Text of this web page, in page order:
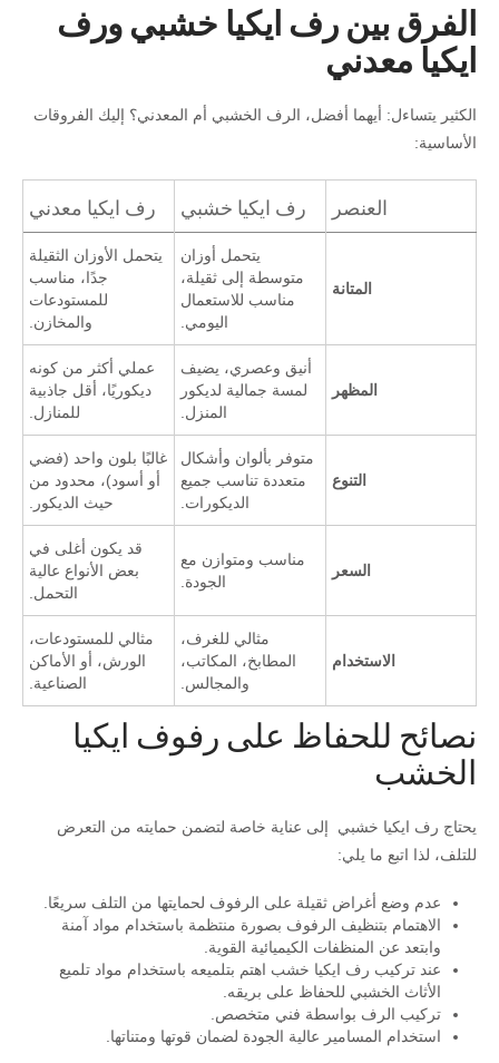
الفرق بين رف ايكيا خشبي ورف
ايكيا معدني
الكثير يتساءل: أيهما أفضل، الرف الخشبي أم المعدني؟ إليك الفروقات
الأساسية:
العنصر رف ايكيا خشبي رف ايكيا معدني
المتانة
يتحمل أوزان
متوسطة إلى ثقيلة،
مناسب للاستعمال
اليومي.
يتحمل الأوزان الثقيلة
جدًا، مناسب
للمستودعات
والمخازن.
المظهر
أنيق وعصري، يضيف
لمسة جمالية لديكور
المنزل.
عملي أكثر من كونه
ديكوريًا، أقل جاذبية
للمنازل.
التنوع
متوفر بألوان وأشكال
متعددة تناسب جميع
الديكورات.
غالبًا بلون واحد (فضي
أو أسود)، محدود من
حيث الديكور.
السعر
مناسب ومتوازن مع
الجودة.
قد يكون أغلى في
بعض الأنواع عالية
التحمل.
الاستخدام
مثالي للغرف،
المطابخ، المكاتب،
والمجالس.
مثالي للمستودعات،
الورش، أو الأماكن
الصناعية.
نصائح للحفاظ على رفوف ايكيا
الخشب
يحتاج رف ايكيا خشبي إلى عناية خاصة لتضمن حمايته من التعرض
للتلف، لذا اتبع ما يلي:
عدم وضع أغراض ثقيلة على الرفوف لحمايتها من التلف سريعًا.
الاهتمام بتنظيف الرفوف بصورة منتظمة باستخدام مواد آمنة
وابتعد عن المنظفات الكيميائية القوية.
عند تركيب رف ايكيا خشب اهتم بتلميعه باستخدام مواد تلميع
الأثاث الخشبي للحفاظ على بريقه.
تركيب الرف بواسطة فني متخصص.
استخدام المسامير عالية الجودة لضمان قوتها ومتناتها.